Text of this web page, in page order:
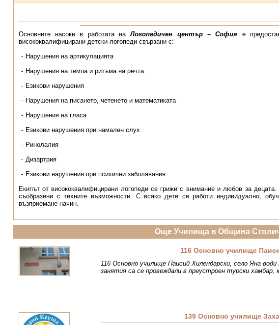
Основните насоки в работата наЛогопедичен център – София
е
висококвалифицирани детски логопеди свързани с:
Нарушения на артикулацията
Нарушения на темпа и ритъма на речта
Езикови нарушения
Нарушения на писането, четенето и математиката
Нарушения на гласа
Езикови нарушения при намален слух
Ринолалия
Дизартрия
Езикови нарушения при психични заболявания
Екипът от висококвалифицирани логопеди се грижи с внимание и любов за
съобразени с техните възможности. С всяко дете се работи индивидуално,
възприемане начин.
Още Училища в Община
116 Основно училище
116 Основно училище Паисий Хилендарски, село Яна
занятия са се провеждали в преустроен турски хамбар,
139 Основно училище